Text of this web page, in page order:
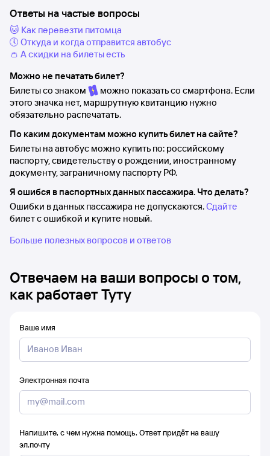
Ответы на частые вопросы
🐱 Как перевезти питомца
🕔 Откуда и когда отправится автобус
👛 А скидки на билеты есть
Можно не печатать билет?
Билеты со знаком
можно показать со смартфона. Если
этого значка нет, маршрутную квитанцию нужно
обязательно распечатать.
По каким документам можно купить билет на сайте?
Билеты на автобус можно купить по: российскому
паспорту, свидетельству о рождении, иностранному
документу, заграничному паспорту РФ.
Я ошибся в паспортных данных пассажира. Что делать?
Ошибки в данных пассажира не допускаются.Сдайте
билет с ошибкой и купите новый.
Больше полезных вопросов и ответов
Отвечаем на ваши вопросы о том,
как работает Туту
Ваше имя
Электронная почта
Напишите, с чем нужна помощь. Ответ придёт на вашу
эл.почту